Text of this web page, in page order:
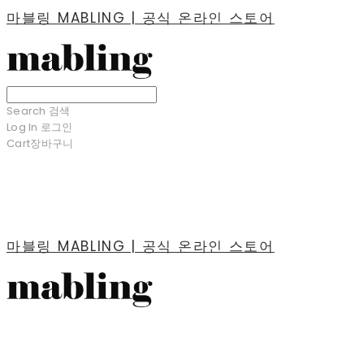
마블링 MABLING | 공식 온라인 스토어
Search 검색
Log In 로그인
Cart장바구니
마블링 MABLING | 공식 온라인 스토어